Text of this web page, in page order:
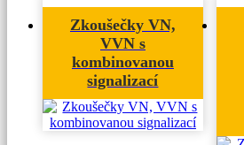
Zkoušečky VN,
VVN s
kombinovanou
signalizací